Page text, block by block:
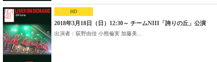
HD
2018年3月18日（日）12:30～ チームNIII「誇りの丘」公演
出演者：荻野由佳 小熊倫実 加藤美...